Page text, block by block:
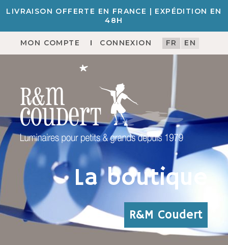
LIVRAISON OFFERTE EN FRANCE | EXPÉDITION EN
48H
MON COMPTE CONNEXION FR EN
La boutique
R&M Coudert